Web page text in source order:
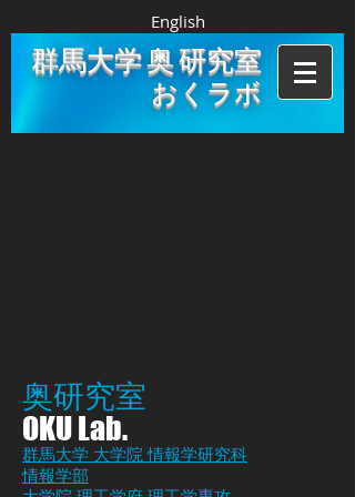
English
群馬大学 奥 研究室
おくラボ
奥研究室​
OKU Lab.
群馬大学 大学院 情報学研究科
情報学部